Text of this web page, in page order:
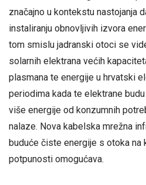
značajno u kontekstu nastojanja
instaliranju obnovljivih izvora
tom smislu jadranski otoci se
solarnih elektrana većih
plasmana te energije u hrvatski
periodima kada te elektrane
više energije od konzumnih
nalaze. Nova kabelska mrežna
buduće čiste energije s otoka na
potpunosti omogućava.